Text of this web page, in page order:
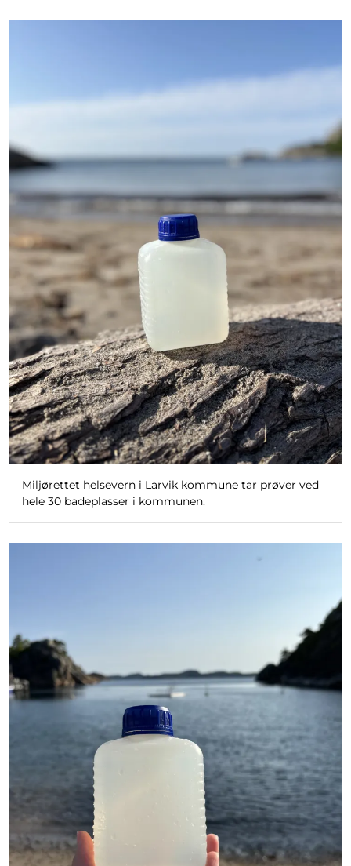
Miljørettet helsevern i Larvik kommune tar prøver ved
hele 30 badeplasser i kommunen.